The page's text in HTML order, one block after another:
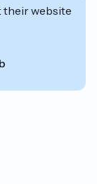
their website